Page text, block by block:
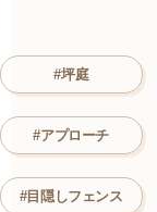
#坪庭
#アプローチ
#目隠しフェンス